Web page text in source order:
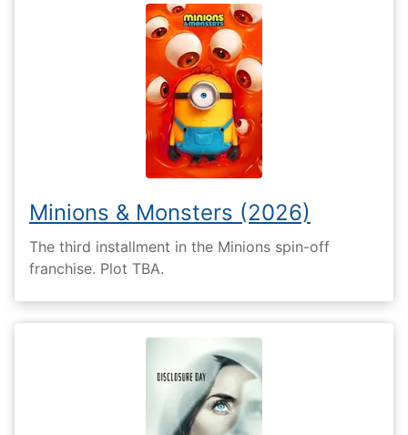
Minions & Monsters (2026)
The third installment in the Minions spin-off
franchise. Plot TBA.